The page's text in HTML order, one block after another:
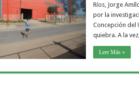
Ríos, Jorge
por la
Concepción del
quiebra. A la
Leer Más »